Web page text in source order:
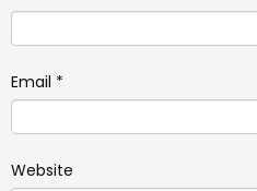
Email *
Website